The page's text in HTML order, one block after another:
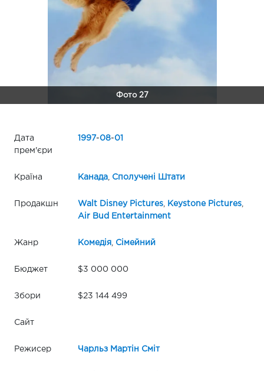
Фото 27
Дата
прем'єри
1997-08-01
Країна Канада, Сполучені Штати
Продакшн Walt Disney Pictures, Keystone Pictures,
Air Bud Entertainment
Жанр Комедія, Сімейний
Бюджет $3 000 000
Збори $23 144 499
Сайт
Режисер Чарльз Мартін Сміт